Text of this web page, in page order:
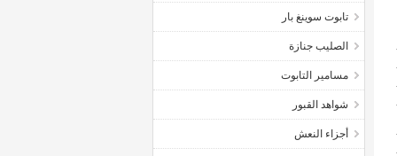
تابوت سوينغ بار
الصليب جنازة
مسامير التابوت
شواهد القبور
أجزاء النعش